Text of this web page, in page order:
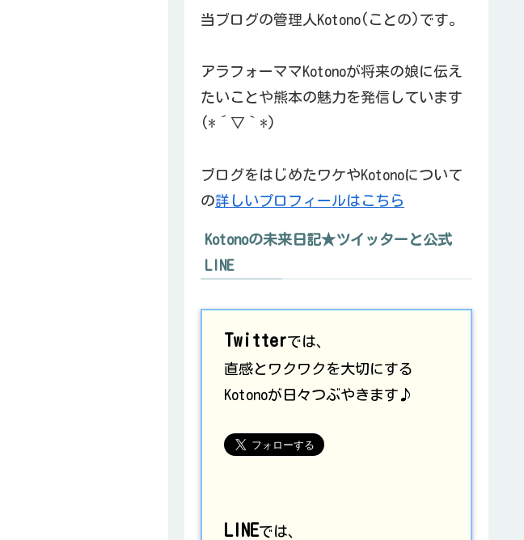
当ブログの管理人Kotono(ことの)です。
アラフォーママKotonoが将来の娘に伝え
たいことや熊本の魅力を発信しています
(*´▽｀*)
ブログをはじめたワケやKotonoについて
の詳しいプロフィールはこちら
Kotonoの未来日記★ツイッターと公式
LINE
Twitterでは、
直感とワクワクを大切にする
Kotonoが日々つぶやきます♪
LINEでは、